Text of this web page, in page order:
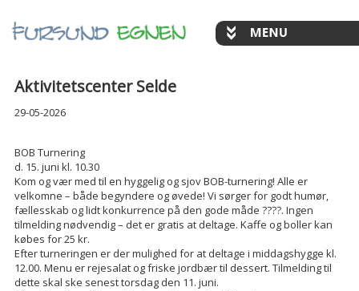
Aktivitetscenter Selde
29-05-2026
BOB Turnering
d. 15. juni kl. 10.30
Kom og vær med til en hyggelig og sjov BOB-turnering! Alle er
velkomne – både begyndere og øvede! Vi sørger for godt humør,
fællesskab og lidt konkurrence på den gode måde ????. Ingen
tilmelding nødvendig – det er gratis at deltage. Kaffe og boller kan
købes for 25 kr.
Efter turneringen er der mulighed for at deltage i middagshygge kl.
12.00. Menu er rejesalat og friske jordbær til dessert. Tilmelding til
dette skal ske senest torsdag den 11. juni.